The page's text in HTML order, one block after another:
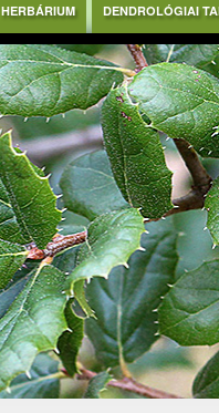
HERBÁRIUM DENDROLÓGIAI